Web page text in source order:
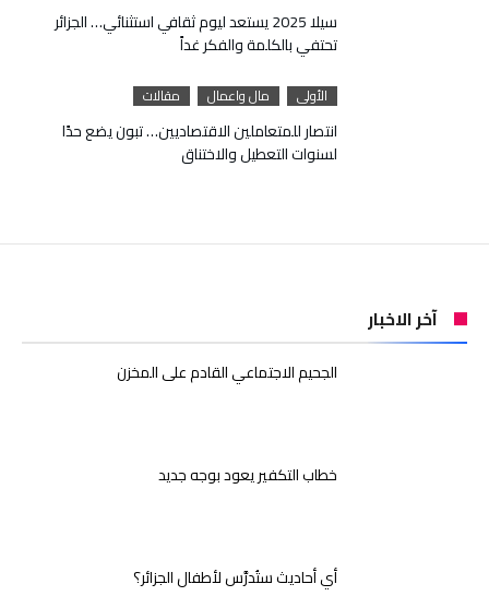
سيلا 2025 يستعد ليوم ثقافي استثنائي… الجزائر
تحتفي بالكلمة والفكر غداً
الأولى مال واعمال مقالات
انتصار للمتعاملين الاقتصاديين… تبون يضع حدًا
لسنوات التعطيل والاختناق
آخر الاخبار
الجحيم الاجتماعي القادم على المخزن
خطاب التكفير يعود بوجه جديد
أي أحاديث ستُدرَّس لأطفال الجزائر؟